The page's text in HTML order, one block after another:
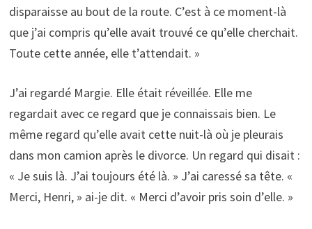
disparaisse au bout de la route. C’est à ce moment-là
que j’ai compris qu’elle avait trouvé ce qu’elle cherchait.
Toute cette année, elle t’attendait. »
J’ai regardé Margie. Elle était réveillée. Elle me
regardait avec ce regard que je connaissais bien. Le
même regard qu’elle avait cette nuit-là où je pleurais
dans mon camion après le divorce. Un regard qui disait :
« Je suis là. J’ai toujours été là. » J’ai caressé sa tête. «
Merci, Henri, » ai-je dit. « Merci d’avoir pris soin d’elle. »